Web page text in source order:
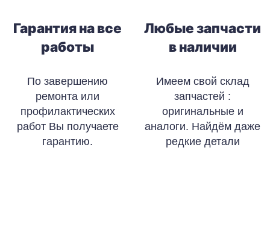
Гарантия на все
работы
По завершению
ремонта или
профилактических
работ Вы получаете
гарантию.
Любые запчасти
в наличии
Имеем свой склад
запчастей :
оригинальные и
аналоги. Найдём даже
редкие детали